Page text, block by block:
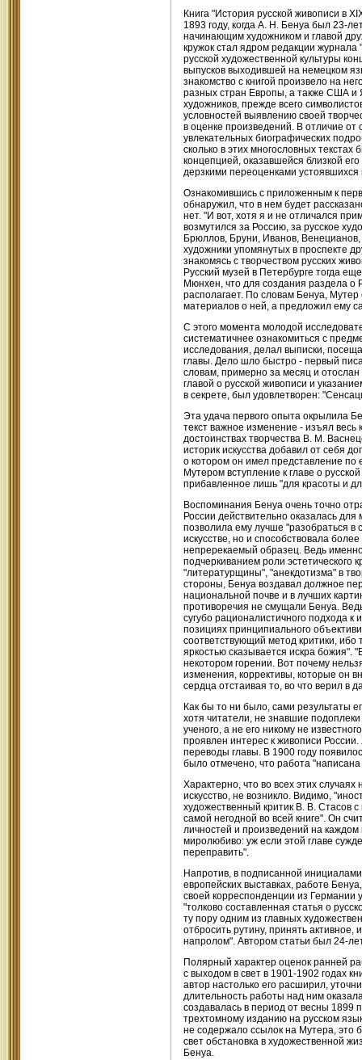
Книга "История русской живописи в
1893 году, когда А. Н. Бенуа был 23-
начинающим художником и главой
кружок стал ядром редакции журнала
русской художественной культуры
выпусков выходившей на немецком
знакомство с книгой произвело на
разных стран Европы, а также США и
художников, прежде всего
условностей выявлению своей
в оценке произведений. В отличие от
увлекательных биографических
сколько в этих многословных
концепцией, оказавшейся близкой
дерзкими переоценками
Ознакомившись с приложенным к
обнаружил, что в нем будет
нет. "И вот, хотя я и не отличался
возмутился за Россию, за русское
Брюллов, Бруни, Иванов,
художники упомянутых в проспекте
знакомясь с творчеством русских
Русский музей в Петербурге тогда
Мюнхен, что для создания раздела о
располагает. По словам Бенуа, Мутер
материалов о ней, а предложил ему
С этого момента молодой
систематичнее ознакомиться с
исследования, делал выписки,
главы. Дело шло быстро - первый
словам, примерно за месяц и
главой о русской живописи и
в секрете, был удовлетворен:
Эта удача первого опыта окрылила
текст важное изменение - изъял весь
достоинствах творчества В. М.
историк искусства добавил от себя
о котором он имел представление
Мутером вступление к главе о
прибавленное лишь "для красоты и
Воспоминания Бенуа очень точно
России действительно оказалась
позволила ему лучше "разобраться в
искусстве, но и способствовала
непререкаемый образец. Ведь
подчеркиванием роли эстетического
"литературщины", "анекдотизма" в
стороны, Бенуа воздавал должное
национальной почве и в лучших
противоречия не смущали Бенуа.
сугубо рационалистичного подхода к
позициях принципиального
соответствующий метод критики, ибо
яркостью сказывается искра божия".
некотором горении. Вот почему
изменения, коррективы, которые он
сердца отстаивая то, во что верил в
Как бы то ни было, сами результаты
хотя читатели, не знавшие
ученого, а не его никому не
проявлен интерес к живописи
переводы главы. В 1900 году
было отмечено, что работа
Характерно, что во всех этих
искусство, не возникло. Видимо,
художественный критик В. В. Стасов
самой негодной во всей книге". Он
личностей и произведений на
миролюбиво: уж если этой главе
переправить".
Напротив, в подписанной
европейских выставках, работе
своей корреспонденции из Германии
"толково составленная статья о
ту пору одним из главных
отбросить рутину, принять
напролом". Автором статьи был 24-
Полярный характер оценок ранней
с выходом в свет в 1901-1902 годах
автор настолько его расширил,
длительность работы над ним
создавалась в период от весны 1899
трехтомному изданию на русском
не содержало ссылок на Мутера, это
свет обстановка в художественной
Бенуа.